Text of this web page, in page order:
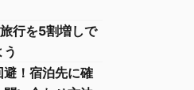
行を5割増しで
！宿泊先に確